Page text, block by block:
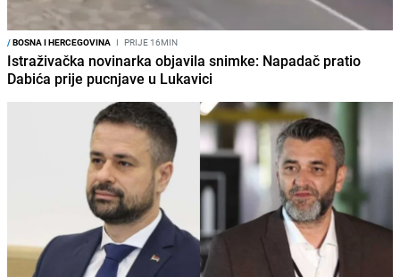
/BOSNA I HERCEGOVINA I PRIJE 16MIN
Istraživačka novinarka objavila snimke: Napadač pratio
Dabića prije pucnjave u Lukavici